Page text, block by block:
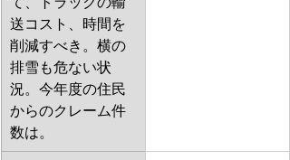
送コスト、時間を
削減すべき。横の
排雪も危ない状
況。今年度の住民
からのクレーム件
数は。